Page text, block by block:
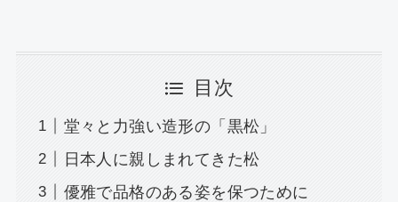
目次
堂々と力強い造形の「黒松」
日本人に親しまれてきた松
優雅で品格のある姿を保つために